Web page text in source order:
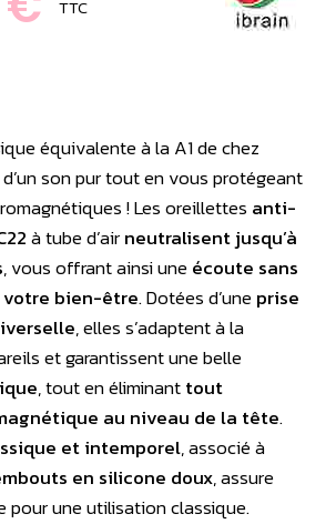
TTC
équivalente à la A1 de chez
son pur tout en vous protégeant
! Les oreillettes anti-
à tube d’airneutralisent jusqu’à
, vous offrant ainsi uneécoute sans
votre bien-être. Dotées d’uneprise
, elles s’adaptent à la
et garantissent une belle
, tout en éliminanttout
au niveau de la tête.
et intemporel, associé à
en silicone doux, assure
pour une utilisation classique.